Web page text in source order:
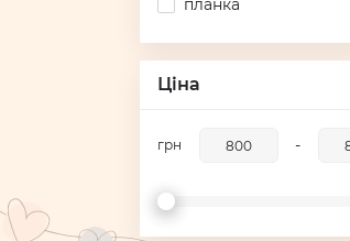
планка
Ціна
грн -